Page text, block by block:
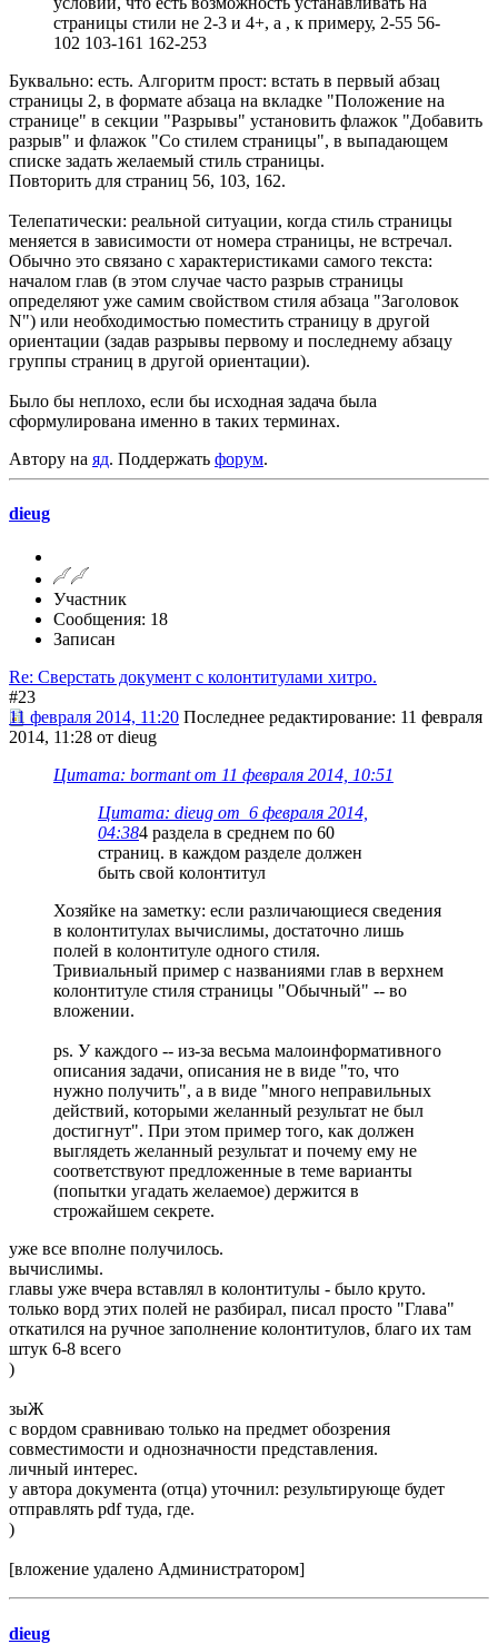
страницы стили не 2-3 и 4+, а , к примеру, 2-55 56-
102 103-161 162-253
Буквально: есть. Алгоритм прост: встать в первый абзац
страницы 2, в формате абзаца на вкладке "Положение на
странице" в секции "Разрывы" установить флажок "Добавить
разрыв" и флажок "Со стилем страницы", в выпадающем
списке задать желаемый стиль страницы.
Повторить для страниц 56, 103, 162.
Телепатически: реальной ситуации, когда стиль страницы
меняется в зависимости от номера страницы, не встречал.
Обычно это связано с характеристиками самого текста:
началом глав (в этом случае часто разрыв страницы
определяют уже самим свойством стиля абзаца "Заголовок
N") или необходимостью поместить страницу в другой
ориентации (задав разрывы первому и последнему абзацу
группы страниц в другой ориентации).
Было бы неплохо, если бы исходная задача была
сформулирована именно в таких терминах.
Автору на яд. Поддержать форум.
dieug
Участник
Сообщения: 18
Записан
Re: Сверстать документ с колонтитулами хитро.
#23
11 февраля 2014, 11:20 Последнее редактирование: 11 февраля
2014, 11:28 от dieug
Цитата: bormant от 11 февраля 2014, 10:51
Цитата: dieug от 6 февраля 2014,
04:384 раздела в среднем по 60
страниц. в каждом разделе должен
быть свой колонтитул
Хозяйке на заметку: если различающиеся сведения
в колонтитулах вычислимы, достаточно лишь
полей в колонтитуле одного стиля.
Тривиальный пример с названиями глав в верхнем
колонтитуле стиля страницы "Обычный" -- во
вложении.
ps. У каждого -- из-за весьма малоинформативного
описания задачи, описания не в виде "то, что
нужно получить", а в виде "много неправильных
действий, которыми желанный результат не был
достигнут". При этом пример того, как должен
выглядеть желанный результат и почему ему не
соответствуют предложенные в теме варианты
(попытки угадать желаемое) держится в
строжайшем секрете.
уже все вполне получилось.
вычислимы.
главы уже вчера вставлял в колонтитулы - было круто.
только ворд этих полей не разбирал, писал просто "Глава"
откатился на ручное заполнение колонтитулов, благо их там
штук 6-8 всего
)
зыЖ
с вордом сравниваю только на предмет обозрения
совместимости и однозначности представления.
личный интерес.
у автора документа (отца) уточнил: результирующе будет
отправлять pdf туда, где.
)
[вложение удалено Администратором]
dieug